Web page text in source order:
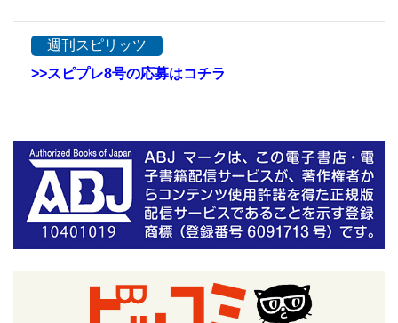
週刊スピリッツ
>>スピプレ8号の応募はコチラ